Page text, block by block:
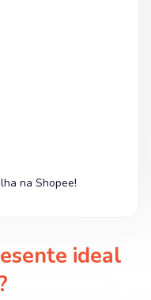
na Shopee!
ideal